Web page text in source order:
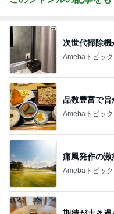
次世代掃除機
Amebaトピック
品数豊富で
Amebaトピック
痛風発作の
Amebaトピック
期待が大き過